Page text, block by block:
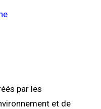
(Comité
les laboratoires
par les
et de